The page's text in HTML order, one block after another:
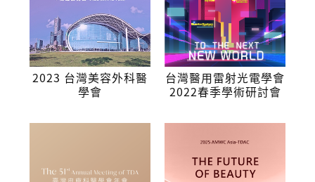
2023 台灣美容外科醫
學會
台灣醫用雷射光電學會
2022春季學術研討會